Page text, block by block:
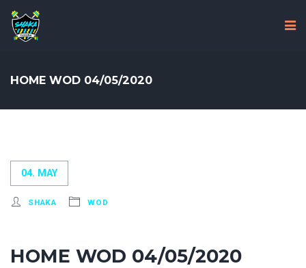
HOME WOD 04/05/2020
04. MAY
SHAKA WOD
HOME WOD 04/05/2020